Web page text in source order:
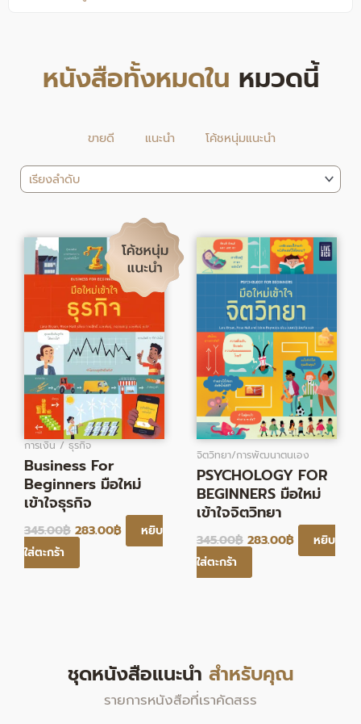
หนังสือทั้งหมดใน หมวดนี้
ขายดี แนะนำ โค้ชหนุ่มแนะนำ
การเงิน / ธุรกิจ
Business For
Beginners มือใหม่
เข้าใจธุรกิจ
345.00฿
Original
price
was:
345.00฿.
283.00฿
Current
price
is:
283.00฿.
หยิบ
ใส่ตะกร้า
จิตวิทยา/การพัฒนาตนเอง
PSYCHOLOGY FOR
BEGINNERS มือใหม่
เข้าใจจิตวิทยา
345.00฿
price
was:
345.00฿.
283.00฿
price
is:
283.00฿.
หยิบ
ใส่ตะกร้า
ชุดหนังสือแนะนำ สำหรับคุณ
รายการหนังสือที่เราคัดสรร